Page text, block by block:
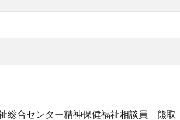
総合センター精神保健福祉相談員 熊取